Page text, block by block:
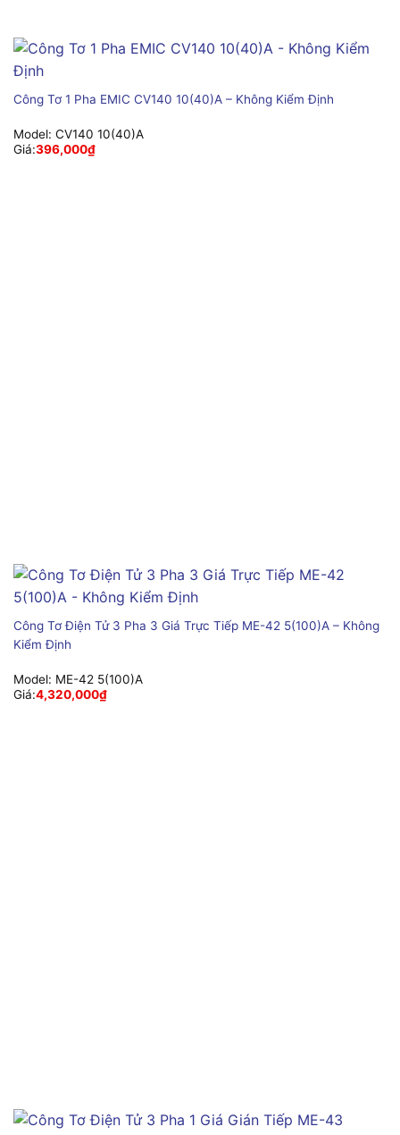
Công Tơ 1 Pha EMIC CV140 10(40)A – Không Kiểm Định
Model: CV140 10(40)A
Giá:396,000₫
Công Tơ Điện Tử 3 Pha 3 Giá Trực Tiếp ME-42 5(100)A – Không
Kiểm Định
Model: ME-42 5(100)A
Giá:4,320,000₫